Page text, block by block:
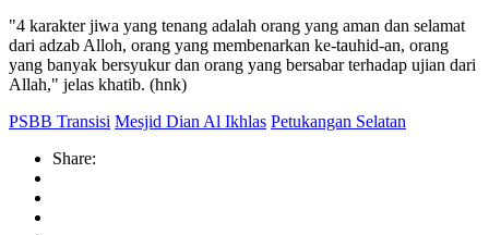
"4 karakter jiwa yang tenang adalah orang yang aman dan selamat
dari adzab Alloh, orang yang membenarkan ke-tauhid-an, orang
yang banyak bersyukur dan orang yang bersabar terhadap ujian dari
Allah," jelas khatib. (hnk)
PSBB Transisi Mesjid Dian Al Ikhlas Petukangan Selatan
Share: